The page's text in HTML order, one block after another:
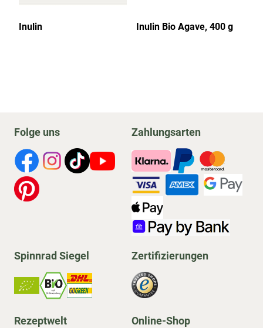
Inulin Inulin Bio Agave, 400 g
Folge uns Zahlungsarten
Spinnrad Siegel Zertifizierungen
Rezeptwelt Online-Shop